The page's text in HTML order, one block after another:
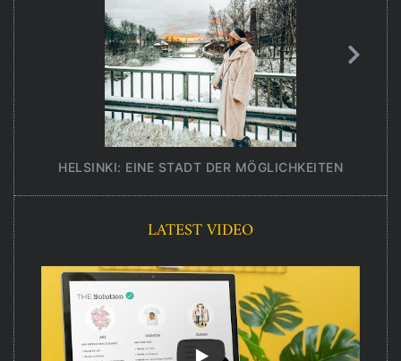
HELSINKI: EINE STADT DER MÖGLICHKEITEN
LATEST VIDEO